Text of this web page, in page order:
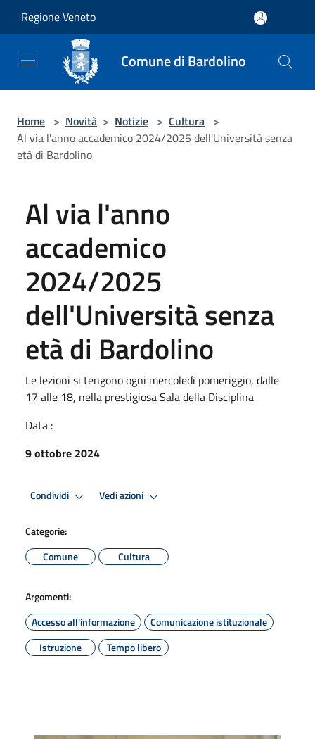
Regione Veneto
Comune di Bardolino
Home > Novità > Notizie > Cultura >
Al via l'anno accademico 2024/2025 dell'Università senza
età di Bardolino
Al via l'anno
accademico
2024/2025
dell'Università senza
età di Bardolino
Le lezioni si tengono ogni mercoledì pomeriggio, dalle
17 alle 18, nella prestigiosa Sala della Disciplina
Data :
9 ottobre 2024
Condividi Vedi azioni
Categorie:
Comune
Cultura
Argomenti:
Accesso all'informazione
Comunicazione istituzionale
Istruzione
Tempo libero